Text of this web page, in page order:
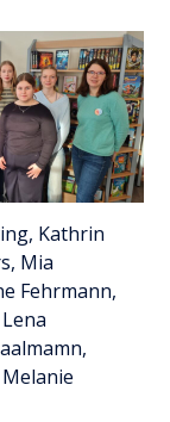
Kathrin
Mia
Fehrmann,